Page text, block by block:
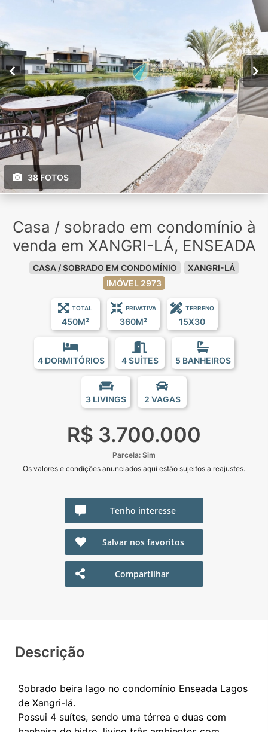
38 FOTOS
Casa / sobrado em condomínio à
venda em XANGRI-LÁ, ENSEADA
CASA / SOBRADO EM CONDOMÍNIO
XANGRI-LÁ
IMÓVEL 2973
TOTAL
450M²
PRIVATIVA
360M²
TERRENO
15X30
4 DORMITÓRIOS 4 SUÍTES 5 BANHEIROS
3 LIVINGS 2 VAGAS
R$ 3.700.000
Parcela: Sim
Os valores e condições anunciados aqui estão sujeitos a reajustes.
Tenho interesse
Salvar nos favoritos
Compartilhar
Descrição
Sobrado beira lago no condomínio Enseada Lagos
de Xangri-lá.
Possui 4 suítes, sendo uma térrea e duas com